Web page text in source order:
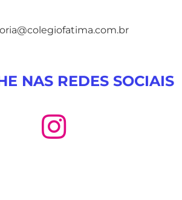
NAS REDES SOCIAIS